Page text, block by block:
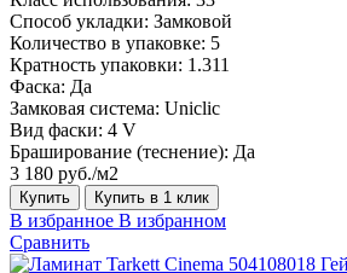
Способ укладки: Замковой
Количество в упаковке: 5
Кратность упаковки: 1.311
Фаска: Да
Замковая система: Uniclic
Вид фаски: 4 V
Браширование (теснение): Да
3 180 руб./м2
Купить Купить в 1 клик
В избранное В избранном
Сравнить